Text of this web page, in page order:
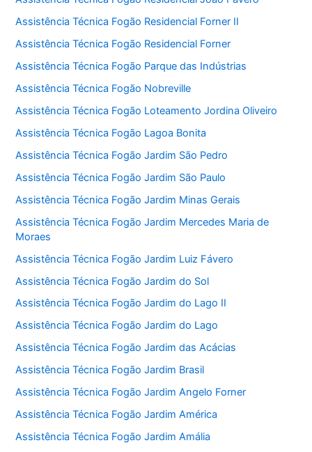
Assistência Técnica Fogão Residencial Forner II
Assistência Técnica Fogão Residencial Forner
Assistência Técnica Fogão Parque das Indústrias
Assistência Técnica Fogão Nobreville
Assistência Técnica Fogão Loteamento Jordina Oliveiro
Assistência Técnica Fogão Lagoa Bonita
Assistência Técnica Fogão Jardim São Pedro
Assistência Técnica Fogão Jardim São Paulo
Assistência Técnica Fogão Jardim Minas Gerais
Assistência Técnica Fogão Jardim Mercedes Maria de
Moraes
Assistência Técnica Fogão Jardim Luiz Fávero
Assistência Técnica Fogão Jardim do Sol
Assistência Técnica Fogão Jardim do Lago II
Assistência Técnica Fogão Jardim do Lago
Assistência Técnica Fogão Jardim das Acácias
Assistência Técnica Fogão Jardim Brasil
Assistência Técnica Fogão Jardim Angelo Forner
Assistência Técnica Fogão Jardim América
Assistência Técnica Fogão Jardim Amália